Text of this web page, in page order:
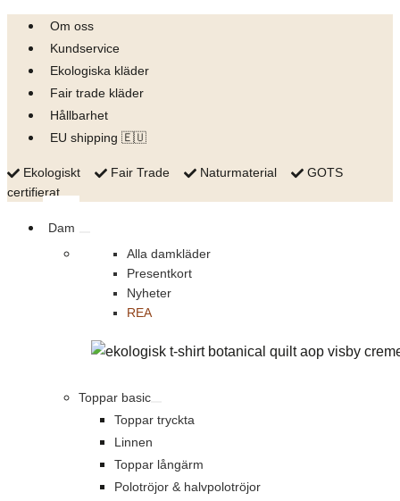
Skip
content
Om oss
Kundservice
Ekologiska kläder
Fair trade kläder
Hållbarhet
EU shipping 🇪🇺
Ekologiskt Fair Trade Naturmaterial
GOTS
certifierat
Dam
Alla damkläder
Presentkort
Nyheter
REA
Toppar basic
Toppar tryckta
Linnen
Toppar långärm
Polotröjor & halvpolotröjor